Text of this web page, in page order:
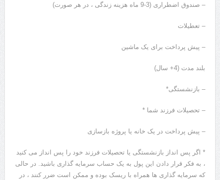
– صندوق اضطراری (3-9 ماه هزینه زندگی ، در هر صورت)
– تعطیلات
– پیش پرداخت برای یک ماشین
بلند مدت (4+ سال)
– بازنشستگی*
– تحصیلات فرزند شما *
– پیش پرداخت در یک خانه یا پروژه بازسازی
* اگر پس انداز بازنشستگی یا تحصیلات فرزند خود را پس انداز می کنید
، به فکر قرار دادن این پول به یک حساب سرمایه گذاری باشید. در حالی
که سرمایه گذاری ها همراه با ریسک بوده و ممکن است ضرر کنند ، در